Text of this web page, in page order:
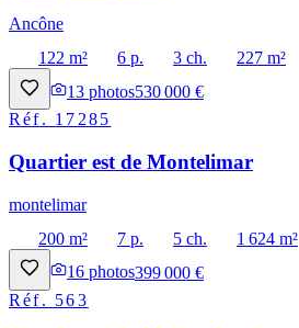
Ancône
122 m²
6 p. 3 ch.
227 m²
13 photos530 000 €
Réf. 17285
Quartier est de Montelimar
montelimar
200 m²
7 p. 5 ch.
1 624 m²
16 photos399 000 €
Réf. 563